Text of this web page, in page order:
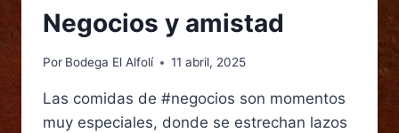
Negocios y amistad
Por Bodega El Alfolí 11 abril, 2025
Las comidas de #negocios son momentos
muy especiales, donde se estrechan lazos